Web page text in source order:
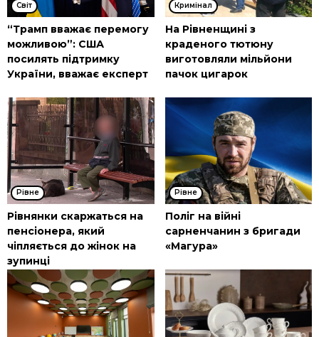
Cвіт
“Трамп вважає перемогу
можливою”: США
посилять підтримку
України, вважає експерт
Кримінал
На Рівненщині з
краденого тютюну
виготовляли мільйони
пачок цигарок
Рівне
Рівнянки скаржаться на
пенсіонера, який
чіпляється до жінок на
зупинці
Рівне
Поліг на війні
сарненчанин з бригади
«Магура»